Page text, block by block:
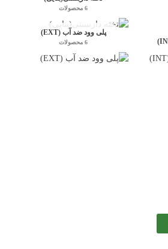
6 محصولات
پلی وود ضد آب (EXT)
6 محصولات